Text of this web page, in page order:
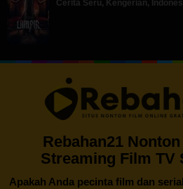
Cerita Seru, Kengerian,
Rebahan21
Streaming Film TV
Apakah Anda pecinta film dan